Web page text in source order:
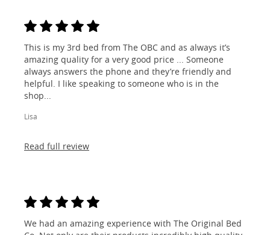
This is my 3rd bed from The OBC and as always it’s
amazing quality for a very good price ... Someone
always answers the phone and they’re friendly and
helpful. I like speaking to someone who is in the
shop...
Lisa
Read full review
We had an amazing experience with The Original Bed